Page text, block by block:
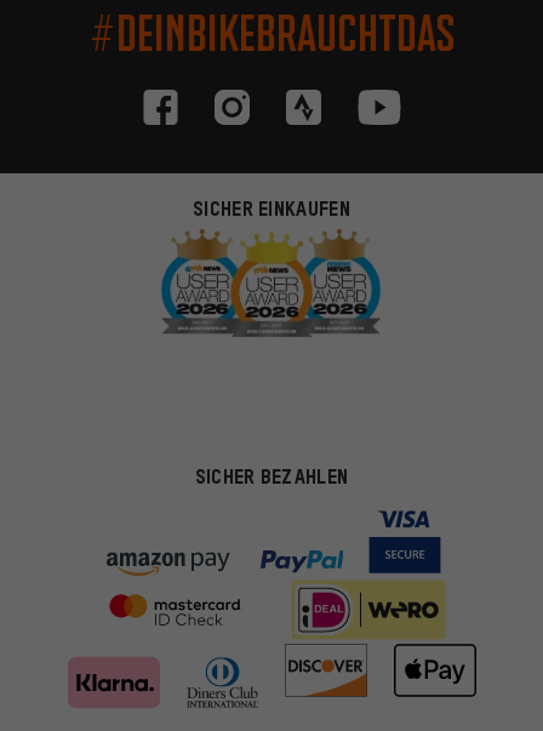
#DEINBIKEBRAUCHTDAS
SICHER EINKAUFEN
SICHER BEZAHLEN